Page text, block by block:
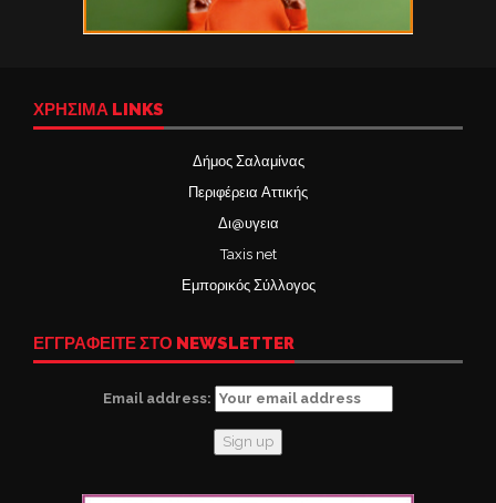
ΧΡΉΣΙΜΑ LINKS
Δήμος Σαλαμίνας
Περιφέρεια Αττικής
Δι@υγεια
Taxis net
Εμπορικός Σύλλογος
ΕΓΓΡΑΦΕΙΤΕ ΣΤΟ NEWSLETTER
Email address: